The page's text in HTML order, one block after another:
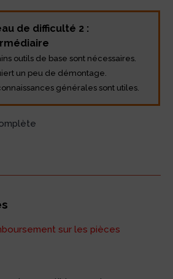
de difficulté 2 :
outils de base sont nécessaires.
un peu de démontage.
générales sont utiles.
sur les pièces